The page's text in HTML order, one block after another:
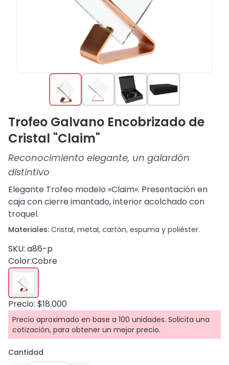
Trofeo Galvano Encobrizado de
Cristal "Claim"
Reconocimiento elegante, un galardón
distintivo
Elegante Trofeo modelo «Claim». Presentación en
caja con cierre imantado, interior acolchado con
troquel.
Materiales: Cristal, metal, cartón, espuma y poliéster.
SKU: a86-p
Color:Cobre
Precio: $18.000
Precio aproximado en base a 100 unidades. Solicita una
cotización, para obtener un mejor precio.
Cantidad